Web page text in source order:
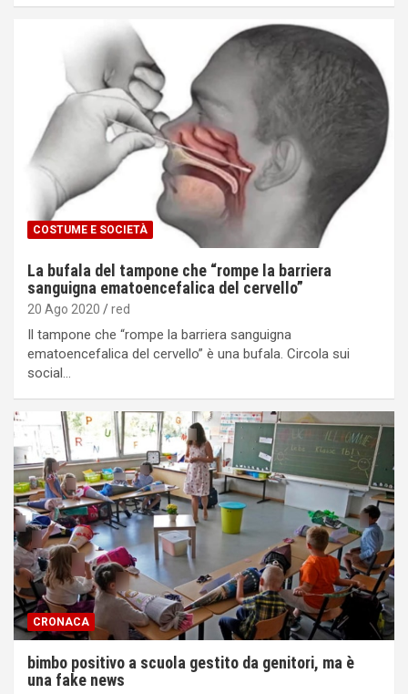
COSTUME E SOCIETÀ
La bufala del tampone che “rompe la barriera
sanguigna ematoencefalica del cervello”
20 Ago 2020 red
Il tampone che “rompe la barriera sanguigna
ematoencefalica del cervello” è una bufala. Circola sui
social…
CRONACA
bimbo positivo a scuola gestito da genitori, ma è
una fake news